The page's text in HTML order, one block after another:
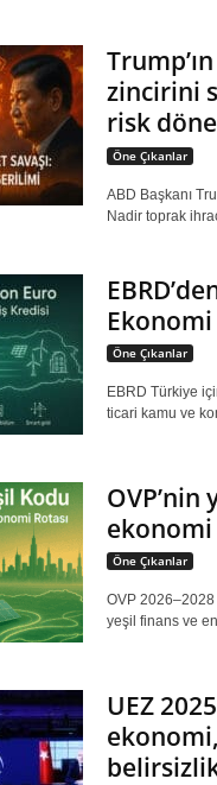
zincirini
risk
Öne Çıkanlar
ABD Başkanı
Nadir toprak
Öne Çıkanlar
EBRD Türkiye
ticari kamu ve
OVP’nin
ekonomi
Öne Çıkanlar
OVP 2026–2028
yeşil finans ve
UEZ